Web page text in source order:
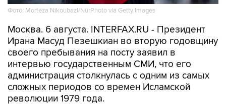
Фото: Morteza Nikoubazl/NurPhoto via Getty Images
Москва. 6 августа. INTERFAX.RU - Президент
Ирана Масуд Пезешкиан во вторую годовщину
своего пребывания на посту заявил в
интервью государственным СМИ, что его
администрация столкнулась с одним из самых
сложных периодов со времен Исламской
революции 1979 года.